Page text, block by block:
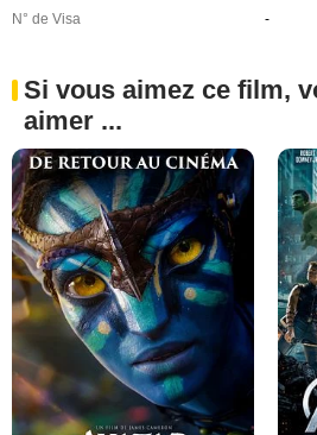
N° de Visa
-
Si vous aimez ce film,
aimer ...